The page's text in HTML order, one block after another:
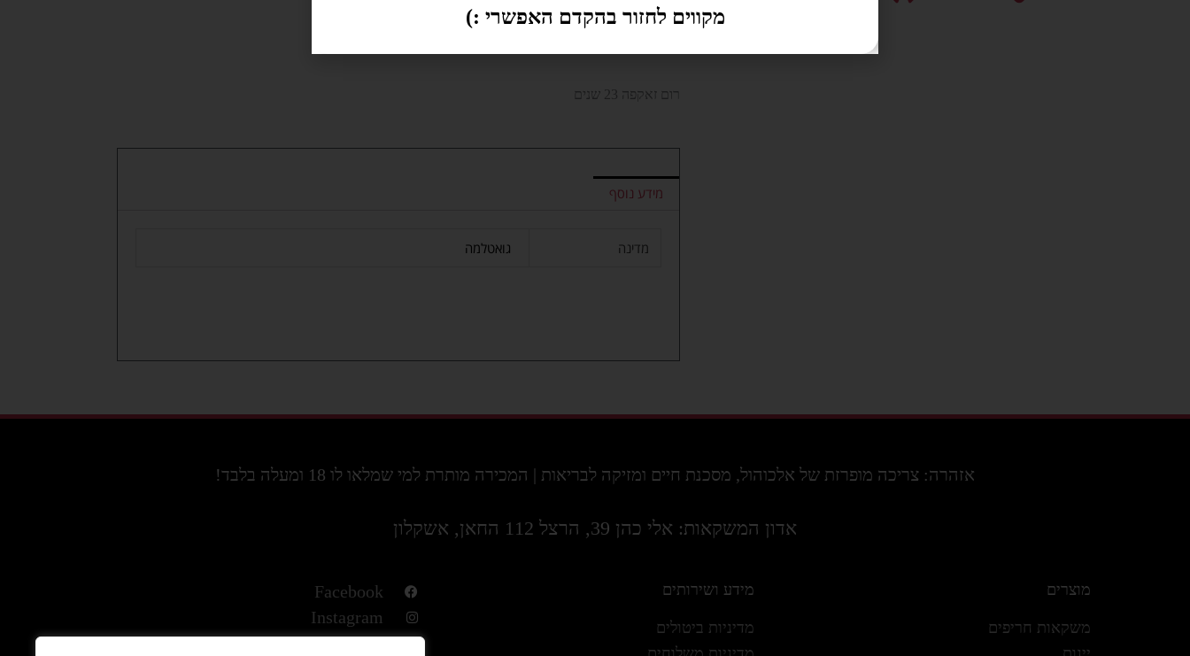
רום זאקפה 23 שנים
מידע נוסף
מדינה גואטלמה
אזהרה: צריכה מופרזת של אלכוהול, מסכנת חיים ומזיקה לבריאות | המכירה מותרת למי שמלאו לו 18 ומעלה בלבד!
אדון המשקאות: אלי כהן 39, הרצל 112 החאן, אשקלון
מוצרים
משקאות חריפים
מידע ושירותים
מדיניות ביטולים
Facebook
Instagram
מקווים לחזור בהקדם האפשרי :)